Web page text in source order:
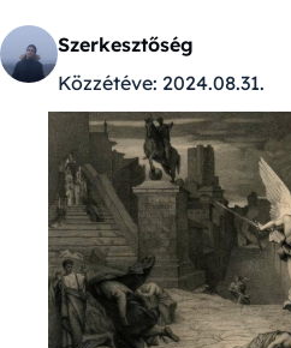
Szerkesztőség
Közzétéve: 2024.08.31.